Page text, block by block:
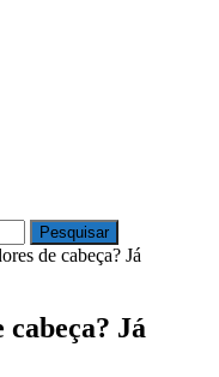
de cabeça? Já
cabeça? Já